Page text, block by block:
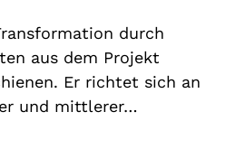
durch
aus dem Projekt
Er richtet sich an
und mittlerer…